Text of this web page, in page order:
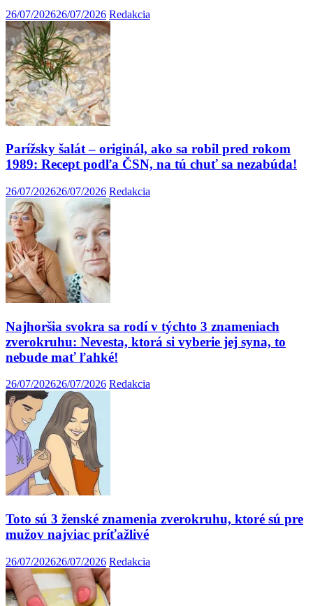
26/07/202626/07/2026 Redakcia
Parížsky šalát – originál, ako sa robil pred rokom
1989: Recept podľa ČSN, na tú chuť sa nezabúda!
26/07/202626/07/2026 Redakcia
Najhoršia svokra sa rodí v týchto 3 znameniach
zverokruhu: Nevesta, ktorá si vyberie jej syna, to
nebude mať ľahké!
26/07/202626/07/2026 Redakcia
Toto sú 3 ženské znamenia zverokruhu, ktoré sú pre
mužov najviac príťažlivé
26/07/202626/07/2026 Redakcia